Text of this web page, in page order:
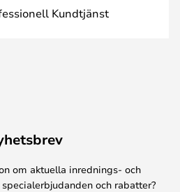
Kundtjänst
om aktuella inrednings- och
och rabatter?